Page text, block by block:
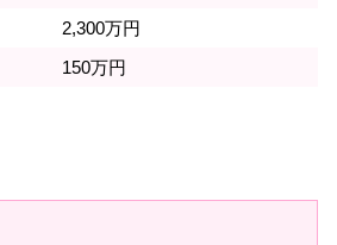
2,300万円
150万円